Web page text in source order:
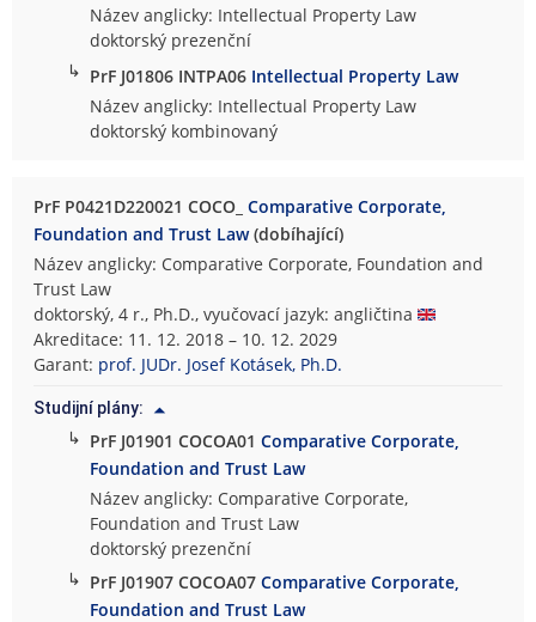
Název anglicky: Intellectual Property Law
doktorský prezenční
↳ PrF J01806 INTPA06 Intellectual Property Law
Název anglicky: Intellectual Property Law
doktorský kombinovaný
PrF P0421D220021 COCO_Comparative Corporate,
Foundation and Trust Law(dobíhající)
Název anglicky: Comparative Corporate, Foundation and
Trust Law
doktorský, 4 r., Ph.D., vyučovací jazyk: angličtina
Akreditace: 11. 12. 2018 – 10. 12. 2029
Garant: prof. JUDr. Josef Kotásek, Ph.D.
Studijní plány:
↳ PrF J01901 COCOA01Comparative Corporate,
Foundation and Trust Law
Název anglicky: Comparative Corporate,
Foundation and Trust Law
doktorský prezenční
↳ PrF J01907 COCOA07Comparative Corporate,
Foundation and Trust Law